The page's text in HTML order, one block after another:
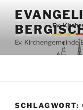
Inhalt
springen
Ev. Kirchengemeinde
SCHLAGWORT: